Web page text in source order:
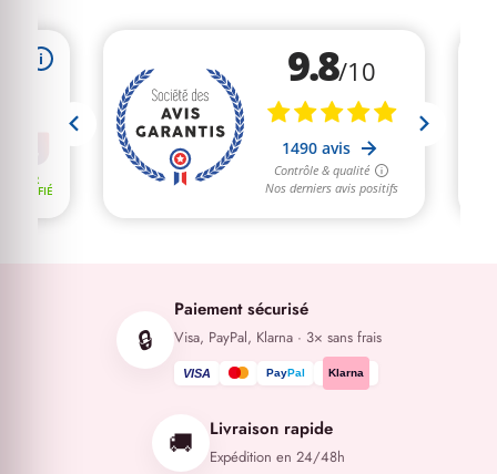
🔒
Paiement sécurisé
Visa, PayPal, Klarna · 3× sans frais
VISA PayPal Klarna
🚚 Livraison rapide
Expédition en 24/48h